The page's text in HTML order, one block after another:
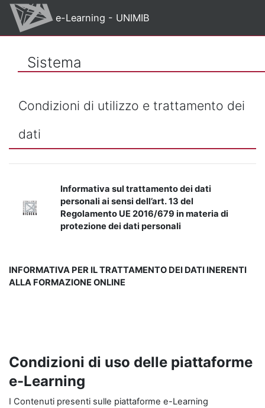
Vai al contenuto principale
e-Learning - UNIMIB
Sistema
Condizioni di utilizzo e trattamento dei
dati
Informativa sul trattamento dei dati
personali ai sensi dell’art. 13 del
Regolamento UE 2016/679 in materia di
protezione dei dati personali
INFORMATIVA PER IL TRATTAMENTO DEI DATI INERENTI
ALLA FORMAZIONE ONLINE
Condizioni di uso delle piattaforme
e-Learning
I Contenuti presenti sulle piattaforme e-Learning